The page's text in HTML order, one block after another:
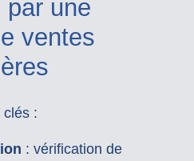
par une
ventes
clés :
: vérification de